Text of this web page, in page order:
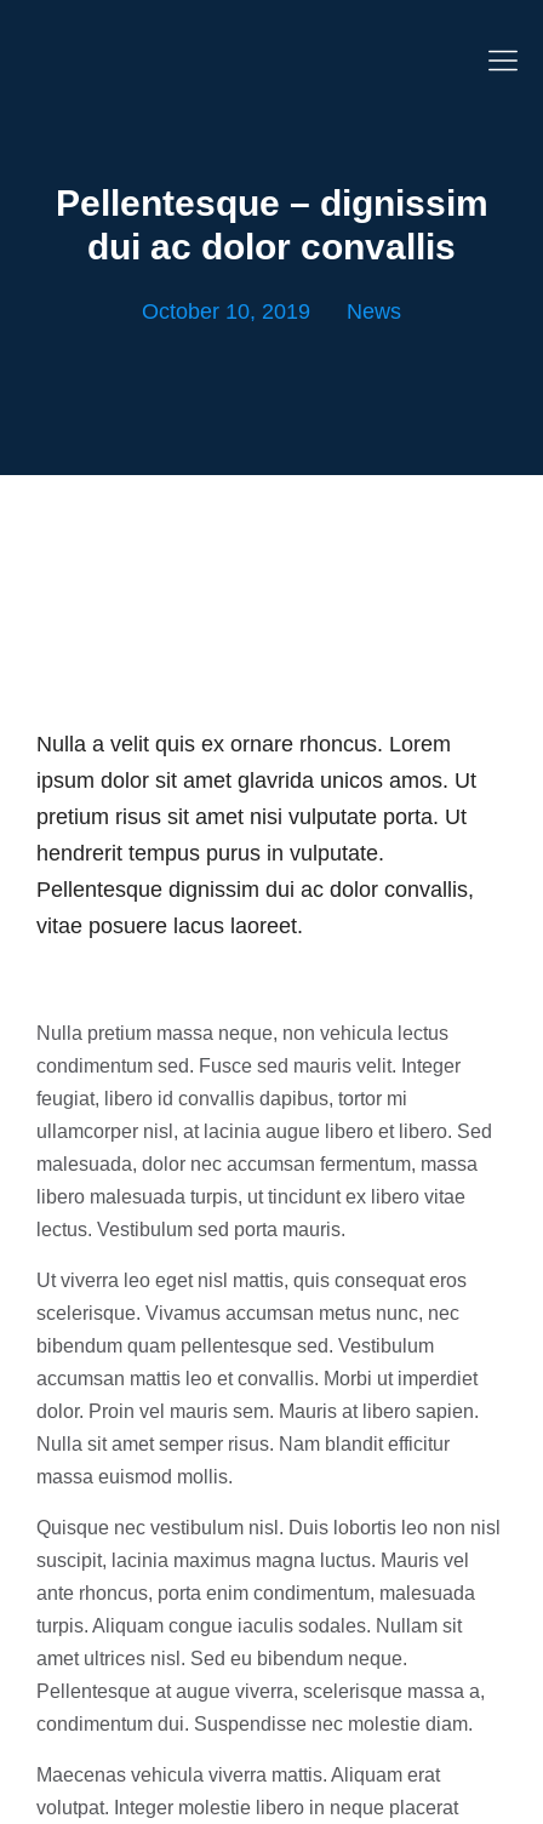
Pellentesque – dignissim
dui ac dolor convallis
October 10, 2019 News
Nulla a velit quis ex ornare rhoncus. Lorem
ipsum dolor sit amet glavrida unicos amos. Ut
pretium risus sit amet nisi vulputate porta. Ut
hendrerit tempus purus in vulputate.
Pellentesque dignissim dui ac dolor convallis,
vitae posuere lacus laoreet.
Nulla pretium massa neque, non vehicula lectus
condimentum sed. Fusce sed mauris velit. Integer
feugiat, libero id convallis dapibus, tortor mi
ullamcorper nisl, at lacinia augue libero et libero. Sed
malesuada, dolor nec accumsan fermentum, massa
libero malesuada turpis, ut tincidunt ex libero vitae
lectus. Vestibulum sed porta mauris.
Ut viverra leo eget nisl mattis, quis consequat eros
scelerisque. Vivamus accumsan metus nunc, nec
bibendum quam pellentesque sed. Vestibulum
accumsan mattis leo et convallis. Morbi ut imperdiet
dolor. Proin vel mauris sem. Mauris at libero sapien.
Nulla sit amet semper risus. Nam blandit efficitur
massa euismod mollis.
Quisque nec vestibulum nisl. Duis lobortis leo non nisl
suscipit, lacinia maximus magna luctus. Mauris vel
ante rhoncus, porta enim condimentum, malesuada
turpis. Aliquam congue iaculis sodales. Nullam sit
amet ultrices nisl. Sed eu bibendum neque.
Pellentesque at augue viverra, scelerisque massa a,
condimentum dui. Suspendisse nec molestie diam.
Maecenas vehicula viverra mattis. Aliquam erat
volutpat. Integer molestie libero in neque placerat